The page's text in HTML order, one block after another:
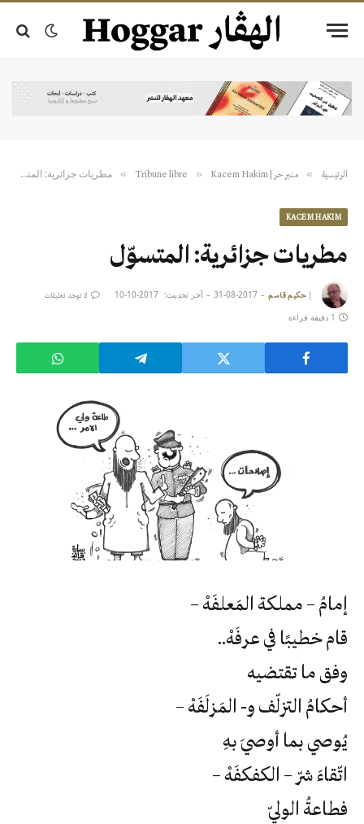
الرئيسية » منبر حر | Tribune libre » Kacem Hakim
» مطريات جزائرية: المتسوّل
KACEM HAKIM
مطريات جزائرية: المتسوّل
| حكيم قاسم 2017-08-31 آخر تحديث: 2017-10-10 لا توجد تعليقات
1 دقيقة قراءة
إمامُ – مملكة المَعلفَهْ –
قام خطيبًا في عرفَهْ..
وفق ما تقتضيه
أحكامُ التزلّف و- المَزلَفَهْ –
يُوصي بما أوصيَ بهِ
اتّقاءَ شرّ – الكفكفَهْ –
فطاعةُ الوليّ